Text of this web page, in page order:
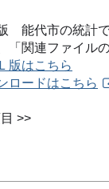
能代市の統計で
「関連ファイル
版はこちら
ロードはこちら
>>